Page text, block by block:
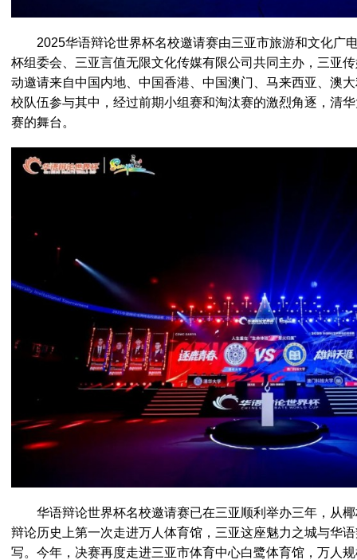
2025华语辩论世界杯名校邀请赛由三亚市旅游和文化广
杯组委会、三亚言值无限文化传媒有限公司共同主办，三亚
动邀请来自中国内地、中国香港、中国澳门、马来西亚、澳
校队伍参与其中，经过前期小组赛和淘汰赛的激烈角逐，清
赛的舞台。
华语辩论世界杯名校邀请赛已在三亚顺利举办三年，从
辩论历史上第一次走进万人体育馆，三亚这座魅力之城与华
写。今年，决赛再度走进三亚市体育中心白鹭体育馆，万人